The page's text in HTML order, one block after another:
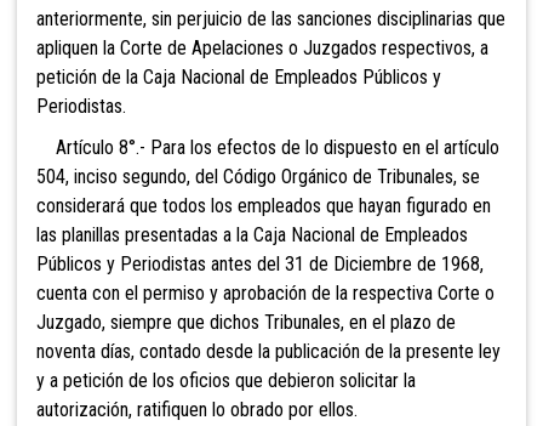
anteriormente, sin perjuicio de las sanciones disciplinarias que
apliquen la Corte de Apelaciones o Juzgados respectivos, a
petición de la Caja Nacional de Empleados Públicos y
Periodistas.
Artículo 8°.- Para los efectos de lo dispuesto en el artículo
504, inciso segundo, del Código Orgánico de Tribunales, se
considerará que todos los empleados que hayan figurado en
las planillas presentadas a la Caja Nacional de Empleados
Públicos y Periodistas antes del 31 de Diciembre de 1968,
cuenta con el permiso y aprobación de la respectiva Corte o
Juzgado, siempre que dichos Tribunales, en el plazo de
noventa días, contado desde la publicación de la presente ley
y a petición de los oficios que debieron solicitar la
autorización, ratifiquen lo obrado por ellos.